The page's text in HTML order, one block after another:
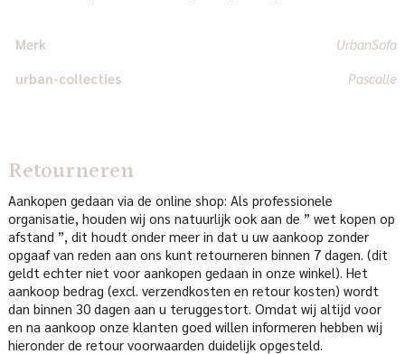
Merk
UrbanSofa
urban-collecties
Pascalle
Retourneren
Aankopen gedaan via de online shop: Als professionele
organisatie, houden wij ons natuurlijk ook aan de ” wet kopen op
afstand ”, dit houdt onder meer in dat u uw aankoop zonder
opgaaf van reden aan ons kunt retourneren binnen 7 dagen. (dit
geldt echter niet voor aankopen gedaan in onze winkel). Het
aankoop bedrag (excl. verzendkosten en retour kosten) wordt
dan binnen 30 dagen aan u teruggestort. Omdat wij altijd voor
en na aankoop onze klanten goed willen informeren hebben wij
hieronder de retour voorwaarden duidelijk opgesteld.